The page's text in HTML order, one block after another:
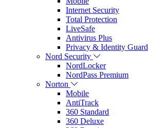
Internet Security
Total Protection
LiveSafe
Antivirus Plus
Privacy & Identity Guard
Nord Security
NordLocker
NordPass Premium
Norton
Mobile
AntiTrack
360 Standard
360 Deluxe